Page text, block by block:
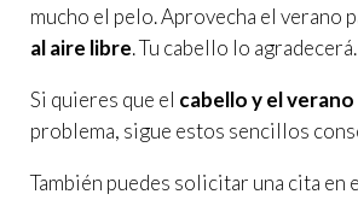
mucho el pelo. Aprovecha el verano
al aire libre. Tu cabello lo agradecerá.
Si quieres que el cabello y el verano
problema, sigue estos sencillos
También puedes solicitar una cita en